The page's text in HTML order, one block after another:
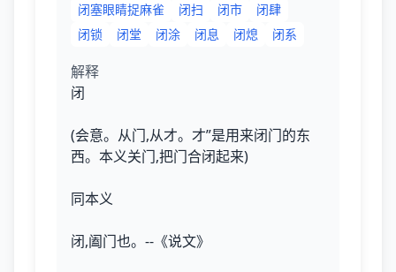
闭塞眼睛捉麻雀 闭扫 闭市
闭肆
闭锁
闭堂 闭涂 闭息 闭熄 闭系
解释
闭
(会意。从门,从才。才”是用来闭门的东
西。本义关门,把门合闭起来)
同本义
闭,阖门也。--《说文》